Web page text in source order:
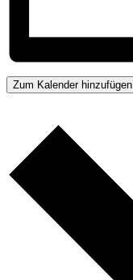
Zum Kalender hinzufügen